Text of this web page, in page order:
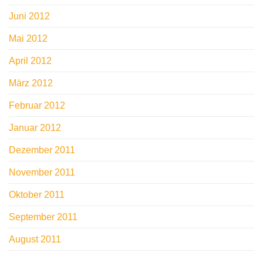
Juni 2012
Mai 2012
April 2012
März 2012
Februar 2012
Januar 2012
Dezember 2011
November 2011
Oktober 2011
September 2011
August 2011